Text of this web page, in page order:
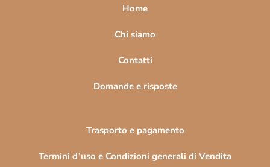
Home
Chi siamo
Contatti
Domande e risposte
Trasporto e pagamento
Termini d’uso e Condizioni generali di Vendita